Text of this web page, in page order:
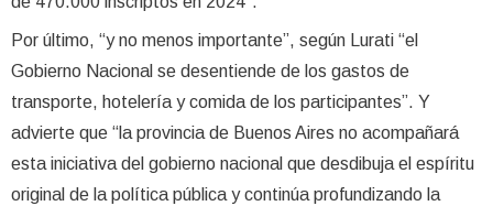
Por último, “y no menos importante”, según Lurati “el
Gobierno Nacional se desentiende de los gastos de
transporte, hotelería y comida de los participantes”. Y
advierte que “la provincia de Buenos Aires no acompañará
esta iniciativa del gobierno nacional que desdibuja el espíritu
original de la política pública y continúa profundizando la